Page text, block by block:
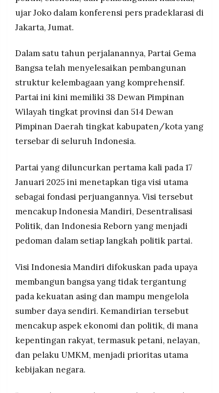
ujar Joko dalam konferensi pers pradeklarasi di
Jakarta, Jumat.
Dalam satu tahun perjalanannya, Partai Gema
Bangsa telah menyelesaikan pembangunan
struktur kelembagaan yang komprehensif.
Partai ini kini memiliki 38 Dewan Pimpinan
Wilayah tingkat provinsi dan 514 Dewan
Pimpinan Daerah tingkat kabupaten/kota yang
tersebar di seluruh Indonesia.
Partai yang diluncurkan pertama kali pada 17
Januari 2025 ini menetapkan tiga visi utama
sebagai fondasi perjuangannya. Visi tersebut
mencakup Indonesia Mandiri, Desentralisasi
Politik, dan Indonesia Reborn yang menjadi
pedoman dalam setiap langkah politik partai.
Visi Indonesia Mandiri difokuskan pada upaya
membangun bangsa yang tidak tergantung
pada kekuatan asing dan mampu mengelola
sumber daya sendiri. Kemandirian tersebut
mencakup aspek ekonomi dan politik, di mana
kepentingan rakyat, termasuk petani, nelayan,
dan pelaku UMKM, menjadi prioritas utama
kebijakan negara.